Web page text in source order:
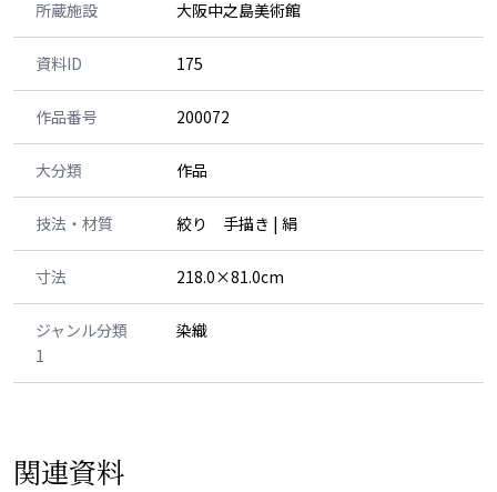
所蔵施設 大阪中之島美術館
資料ID 175
作品番号 200072
大分類 作品
技法・材質 絞り 手描き | 絹
寸法 218.0×81.0cm
ジャンル分類
1
染織
関連資料